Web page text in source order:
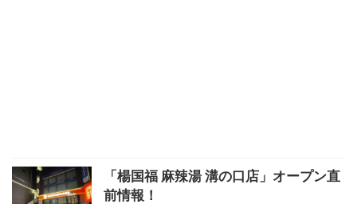
「楊国福 麻辣湯 溝の口店」オープン直
前情報！